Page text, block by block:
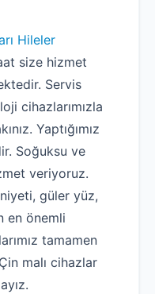
Hileler
size hizmet
Servis
cihazlarımızla
Yaptığımız
Soğuksu ve
veriyoruz.
güler yüz,
en önemli
tamamen
malı cihazlar